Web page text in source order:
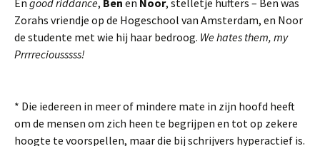
En good riddance, Ben en Noor, stelletje hufters – Ben was
Zorahs vriendje op de Hogeschool van Amsterdam, en Noor
de studente met wie hij haar bedroog. We hates them, my
Prrrreciousssss!
* Die iedereen in meer of mindere mate in zijn hoofd heeft
om de mensen om zich heen te begrijpen en tot op zekere
hoogte te voorspellen, maar die bij schrijvers hyperactief is.